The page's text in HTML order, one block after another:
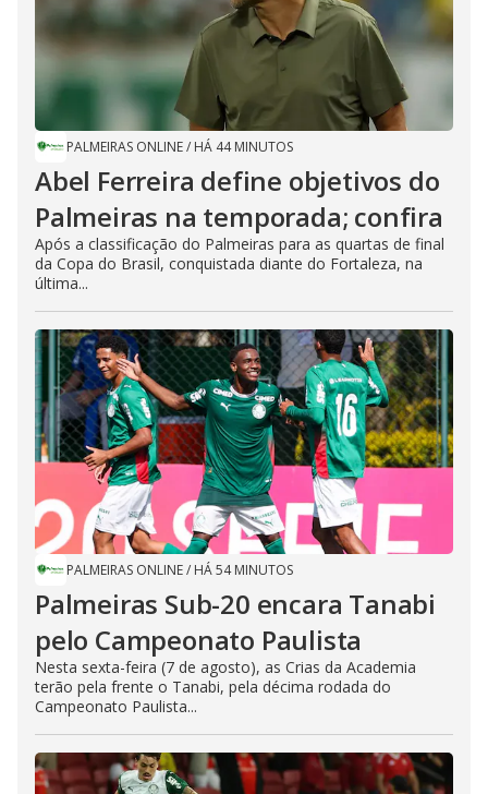
PALMEIRAS ONLINE/ HÁ 44 MINUTOS
Abel Ferreira define objetivos do
Palmeiras na temporada; confira
Após a classificação do Palmeiras para as quartas de final
da Copa do Brasil, conquistada diante do Fortaleza, na
última...
PALMEIRAS ONLINE/ HÁ 54 MINUTOS
Palmeiras Sub-20 encara Tanabi
pelo Campeonato Paulista
Nesta sexta-feira (7 de agosto), as Crias da Academia
terão pela frente o Tanabi, pela décima rodada do
Campeonato Paulista...